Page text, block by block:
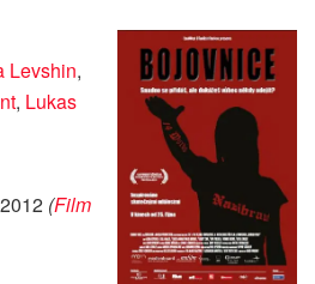
Levshin,
, Lukas
(Film